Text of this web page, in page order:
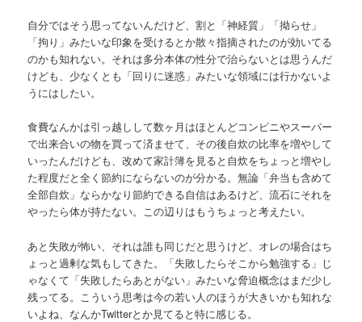
自分ではそう思ってないんだけど、割と「神経質」「拗らせ」
「拘り」みたいな印象を受けるとか散々指摘されたのが効いてる
のかも知れない。それは多分本体の性分で治らないとは思うんだ
けども、少なくとも「回りに迷惑」みたいな領域には行かないよ
うにはしたい。
食費なんかは引っ越しして数ヶ月はほとんどコンビニやスーパー
で出来合いの物を買って済ませて、その後自炊の比率を増やして
いったんだけども、改めて家計簿を見ると自炊をちょっと増やし
た程度だと全く節約にならないのが分かる。無論「弁当も含めて
全部自炊」ならかなり節約できる自信はあるけど、流石にそれを
やったら体が持たない。この辺りはもうちょっと考えたい。
あと失敗が怖い、それは誰も同じだと思うけど、オレの場合はち
ょっと過剰な気もしてきた。「失敗したらそこから勉強する」じ
ゃなくて「失敗したらあとがない」みたいな脅迫概念はまだ少し
残ってる。こういう思考は今の若い人のほうが大きいかも知れな
いよね、なんかTwitterとか見てると特に感じる。